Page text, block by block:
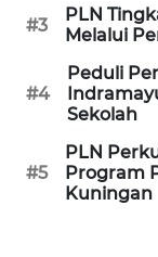
#3
PLN
Melalui
#4
Peduli
Sekolah
#5
PLN
Program
Kuningan
DEPOK
WN
TAPANULI
UTARA
WN
SAMOSIR